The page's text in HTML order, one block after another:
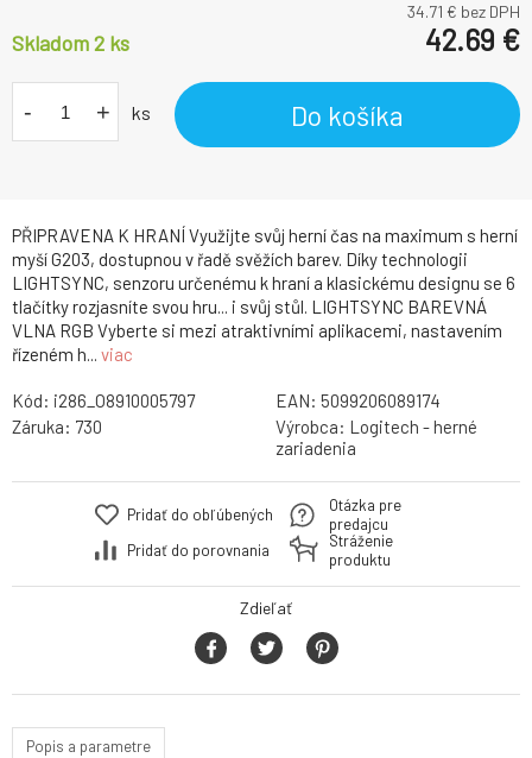
PŘIPRAVENA K HRANÍ Využijte svůj herní čas na maximum s herní
myší G203, dostupnou v řadě svěžích barev. Díky technologii
LIGHTSYNC, senzoru určenému k hraní a klasickému designu se 6
tlačítky rozjasníte svou hru... i svůj stůl. LIGHTSYNC BAREVNÁ
VLNA RGB Vyberte si mezi atraktivními aplikacemi, nastavením
řízeném h... viac
34.71 € bez DPH
Skladom 2 ks 42.69 €
- + ks Do košíka
Kód: i286_O8910005797 EAN: 5099206089174
Záruka: 730 Výrobca: Logitech - herné
zariadenia
Pridať do obľúbených
Pridať do porovnania
Otázka pre
predajcu
Stráženie
produktu
Zdieľať
Popis a parametre